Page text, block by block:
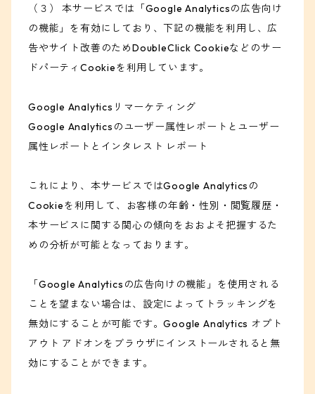
（３） 本サービスでは「Google Analyticsの広告向け
の機能」を有効にしており、下記の機能を利用し、広
告やサイト改善のためDoubleClick Cookieなどのサー
ドパーティCookieを利用しています。
Google Analyticsリマーケティング
Google Analyticsのユーザー属性レポートとユーザー
属性レポートとインタレスト レポート
これにより、本サービスではGoogle Analyticsの
Cookieを利用して、お客様の年齢・性別・閲覧履歴・
本サービスに関する関心の傾向をおおよそ把握するた
めの分析が可能となっております。
「Google Analyticsの広告向けの機能」を使用される
ことを望まない場合は、設定によってトラッキングを
無効にすることが可能です。Google Analytics オプト
アウト アドオンをブラウザにインストールされると無
効にすることができます。